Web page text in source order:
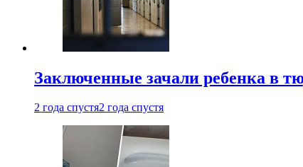
Заключенные зачали ребенка в
2 года спустя2 года спустя